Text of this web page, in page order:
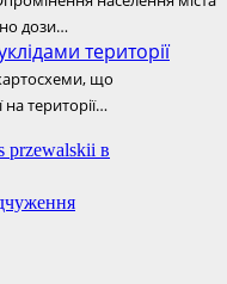
дози…
території
що
на території…
przewalskii в